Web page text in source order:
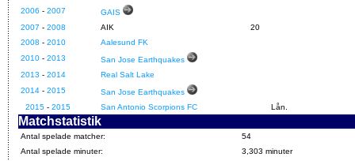
2006 - 2007
GAIS
2007 - 2008 AIK
20
2008 - 2010
Aalesund FK
2010 - 2013
San Jose Earthquakes
2013 - 2014
Real Salt Lake
2014 - 2015
San Jose Earthquakes
2015 - 2015 San Antonio Scorpions FC Lån.
Matchstatistik
Antal spelade matcher:
54
Antal spelade minuter:
3,303 minuter